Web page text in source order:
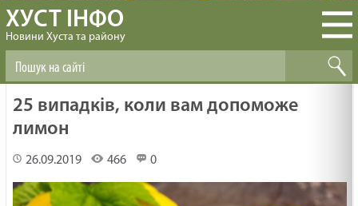
ХУСТ ІНФО
Новини Хуста та району
25 випадків, коли вам допоможе
лимон
26.09.2019 466 0